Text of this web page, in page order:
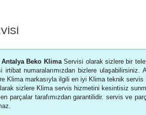
Antalya Beko KlimaServisi olarak sizlere bir
numaralarımızdan bizlere ulaşabilirsiniz.
Klima markasıyla ilgili en iyi Klima teknik servis
sizlere Klima servis hizmetini kesintisiz
parçalar tarafımızdan garantilidir. servis ve